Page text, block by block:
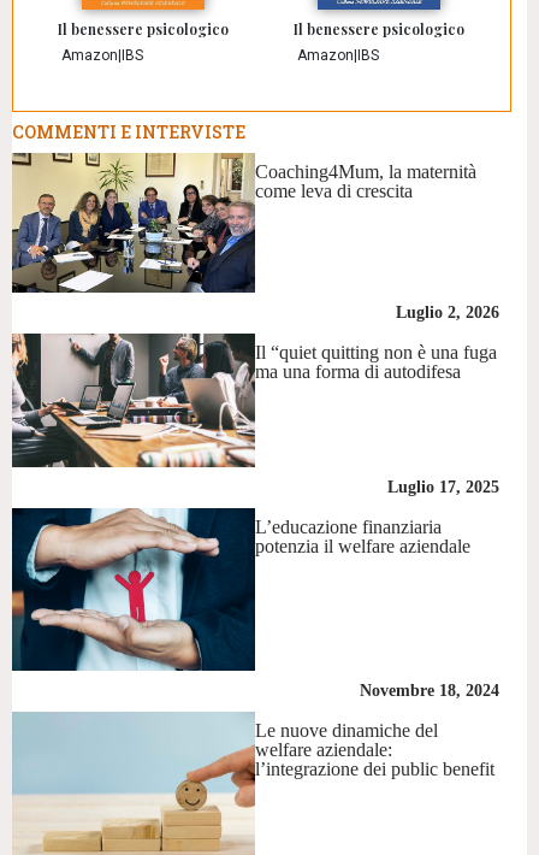
Il benessere psicologico
Amazon IBS
Il benessere psicologico
Amazon IBS
COMMENTI E INTERVISTE
Coaching4Mum, la maternità
come leva di crescita
Luglio 2, 2026
Il “quiet quitting non è una fuga
ma una forma di autodifesa
Luglio 17, 2025
L’educazione finanziaria
potenzia il welfare aziendale
Novembre 18, 2024
Le nuove dinamiche del
welfare aziendale:
l’integrazione dei public benefit